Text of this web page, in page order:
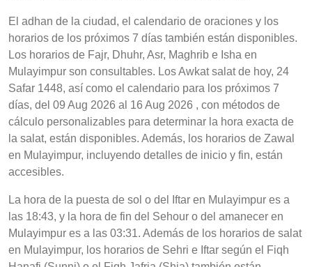
El adhan de la ciudad, el calendario de oraciones y los
horarios de los próximos 7 días también están disponibles.
Los horarios de Fajr, Dhuhr, Asr, Maghrib e Isha en
Mulayimpur son consultables. Los Awkat salat de hoy, 24
Safar 1448, así como el calendario para los próximos 7
días, del 09 Aug 2026 al 16 Aug 2026 , con métodos de
cálculo personalizables para determinar la hora exacta de
la salat, están disponibles. Además, los horarios de Zawal
en Mulayimpur, incluyendo detalles de inicio y fin, están
accesibles.
La hora de la puesta de sol o del Iftar en Mulayimpur es a
las 18:43, y la hora de fin del Sehour o del amanecer en
Mulayimpur es a las 03:31. Además de los horarios de salat
en Mulayimpur, los horarios de Sehri e Iftar según el Fiqh